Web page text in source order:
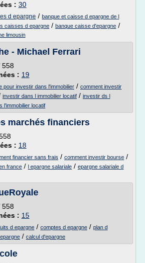
: 30
d epargne / banque et caisse d epargne de l
caisses d epargne / banque caisse d'epargne /
limousin
- Michael Ferrari
558
: 19
pour investir dans l'immobilier / comment investir
investir dans l immobilier locatif / investir ds l
l'immobilier locatif
marchés financiers
: 18
financier sans frais / comment investir bourse /
france / l epargne salariale / epargne salariale d
558
: 15
d epargne / comptes d epargne / plan d
/ calcul d'epargne